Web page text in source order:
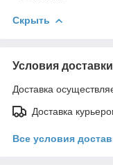
Скрыть
Условия доставки
Доставка
Доставка
Все условия